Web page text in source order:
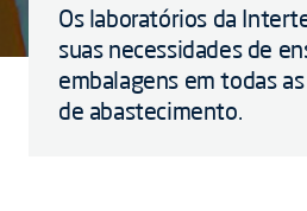
Os laboratórios da
suas necessidades de
embalagens em todas
de abastecimento.